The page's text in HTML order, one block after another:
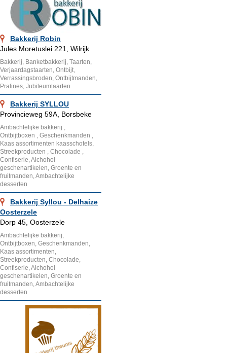
Bakkerij Robin
Jules Moretuslei 221, Wilrijk
Bakkerij, Banketbakkerij, Taarten,
Verjaardagstaarten, Ontbijt,
Verrassingsbroden, Ontbijtmanden,
Pralines, Jubileumtaarten
Bakkerij SYLLOU
Provincieweg 59A, Borsbeke
Ambachtelijke bakkerij ,
Ontbijtboxen , Geschenkmanden ,
Kaas assortimenten kaasschotels,
Streekproducten , Chocolade ,
Confiserie, Alchohol
geschenartikelen, Groente en
fruitmanden, Ambachtelijke
desserten
Bakkerij Syllou - Delhaize
Oosterzele
Dorp 45, Oosterzele
Ambachtelijke bakkerij,
Ontbijtboxen, Geschenkmanden,
Kaas assortimenten,
Streekproducten, Chocolade,
Confiserie, Alchohol
geschenartikelen, Groente en
fruitmanden, Ambachtelijke
desserten